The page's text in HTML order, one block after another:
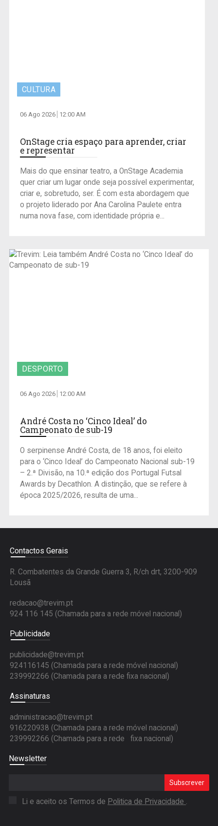
CULTURA
06 Ago 2026 12:00 AM
OnStage cria espaço para aprender, criar
e representar
Mais do que ensinar teatro, a OnStage Academia
quer criar um lugar onde seja possível experimentar,
criar e, sobretudo, ser. É com esta abordagem que
o projeto liderado por Ana Carolina Paulete entra
numa nova fase, com identidade própria e...
DESPORTO
06 Ago 2026 12:00 AM
André Costa no ‘Cinco Ideal’ do
Campeonato de sub-19
O serpinense André Costa, de 18 anos, foi eleito
para o ‘Cinco Ideal’ do Campeonato Nacional sub-19
– 2.ª Divisão, na 10.ª edição dos Portugal Futsal
Awards by Decathlon. A distinção, que se refere à
época 2025/2026, resulta de uma...
Contactos Gerais
R. Combatentes da Grande Guerra 3, R/ch drt, 3200-909
Lousã
redacao@trevim.pt
924 116 145 (Chamada para a rede móvel nacional)
Publicidade
publicidade@trevim.pt
924116145 (Chamada para a rede móvel nacional)
239992266 (Chamada para a rede fixa nacional)
Assinaturas
administracao@trevim.pt
916220938 (Chamada para a rede móvel nacional)
239992266 (Chamada para a rede fixa nacional)
Newsletter
Subscrever
Li e aceito os Termos de Politica de Privacidade .